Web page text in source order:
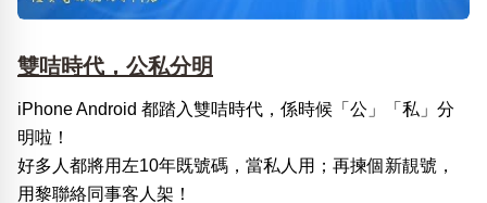
雙咭時代，公私分明
iPhone Android 都踏入雙咭時代，係時候「公」「私」分
明啦！
好多人都將用左10年既號碼，當私人用；再揀個新靚號，
用黎聯絡同事客人架！